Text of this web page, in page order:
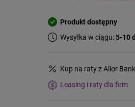
Produkt dostępny
Wysyłka w ciągu:5-10
Kup na raty z Alior Bank
Leasing i raty dla firm